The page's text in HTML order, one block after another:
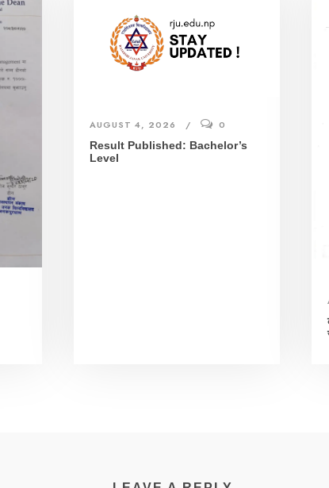
AUGUST 4, 2026
0
Result Published: Bachelor’s
Level